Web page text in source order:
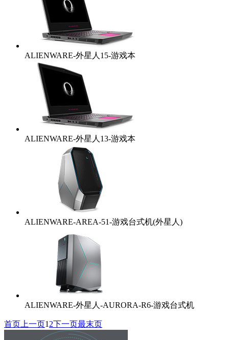
ALIENWARE-外星人15-游戏本
ALIENWARE-外星人13-游戏本
ALIENWARE-AREA-51-游戏台式机(外星人)
ALIENWARE-外星人-AURORA-R6-游戏台式机
首页 上一页1 2下一页最末页